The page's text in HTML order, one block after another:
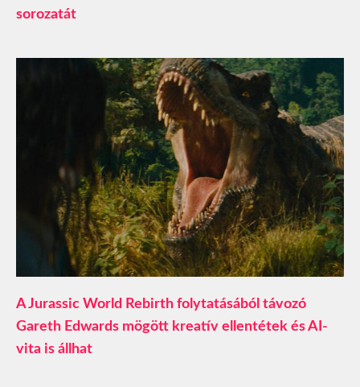
sorozatát
A Jurassic World Rebirth folytatásából távozó
Gareth Edwards mögött kreatív ellentétek és AI-
vita is állhat